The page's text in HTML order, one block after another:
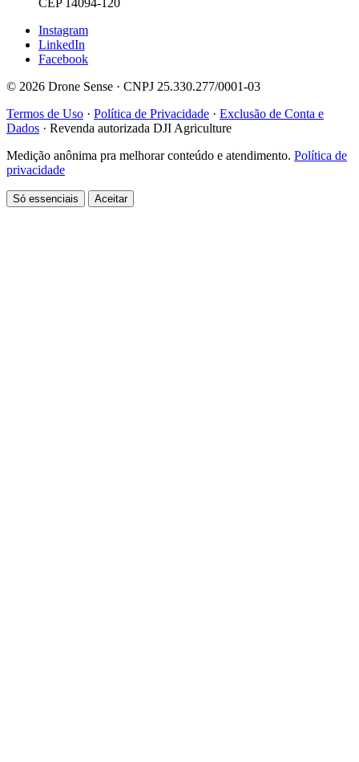
Instagram
LinkedIn
Facebook
© 2026 Drone Sense · CNPJ 25.330.277/0001-03
Termos de Uso · Política de Privacidade · Exclusão de Conta e
Dados · Revenda autorizada DJI Agriculture
Medição anônima pra melhorar conteúdo e atendimento. Política de
privacidade
Só essenciais Aceitar